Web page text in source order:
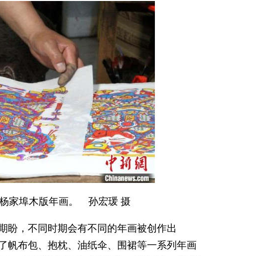
家埠木版年画。 孙宏瑗 摄
，不同时期会有不同的年画被创作出
帆布包、抱枕、油纸伞、围裙等一系列年画